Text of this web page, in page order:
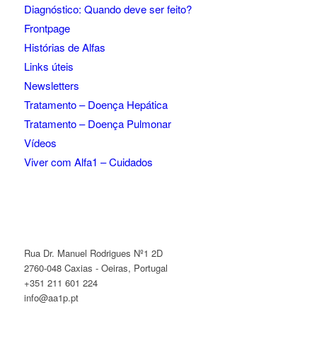
Diagnóstico: Quando deve ser feito?
Frontpage
Histórias de Alfas
Links úteis
Newsletters
Tratamento – Doença Hepática
Tratamento – Doença Pulmonar
Vídeos
Viver com Alfa1 – Cuidados
Rua Dr. Manuel Rodrigues Nº1 2D
2760-048 Caxias - Oeiras, Portugal
+351 211 601 224
info@aa1p.pt